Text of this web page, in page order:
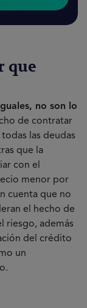
que
no son lo
de contratar
las deudas
que la
con el
menor por
cuenta que no
el hecho de
riesgo, además
del crédito
un